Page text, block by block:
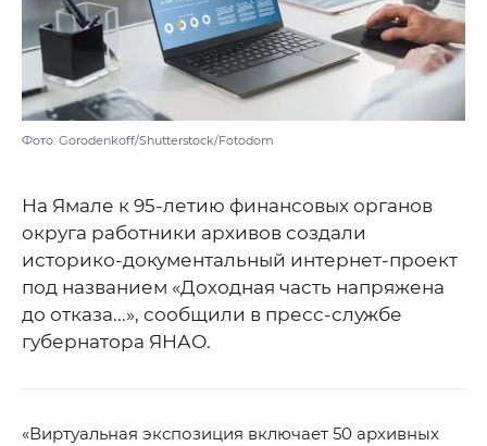
Фото: Gorodenkoff/Shutterstock/Fotodom
На Ямале к 95-летию финансовых органов
округа работники архивов создали
историко-документальный интернет-проект
под названием «Доходная часть напряжена
до отказа...», сообщили в пресс-службе
губернатора ЯНАО.
«Виртуальная экспозиция включает 50 архивных